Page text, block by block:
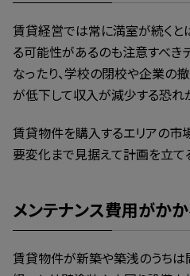
賃貸経営では常に満室が続くと
る可能性があるのも注意すべき
なったり、学校の閉校や企業の
が低下して収入が減少する恐れ
賃貸物件を購入するエリアの市
要変化まで見据えて計画を立て
メンテナンス費用がか
賃貸物件が新築や築浅のうちは